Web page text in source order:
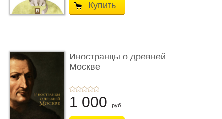
Купить
Иностранцы о древней
Москве
1 000 руб.